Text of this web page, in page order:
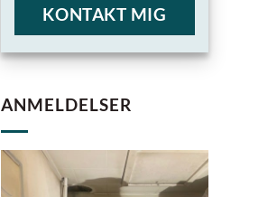
KONTAKT MIG
ANMELDELSER